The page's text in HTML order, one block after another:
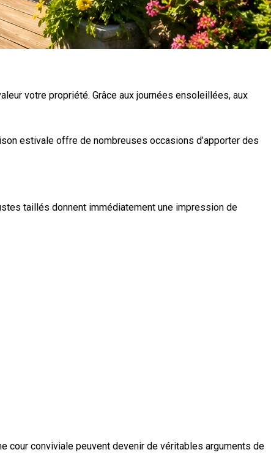
votre propriété. Grâce aux journées ensoleillées, aux
estivale offre de nombreuses occasions d’apporter des
taillés donnent immédiatement une impression de
cour conviviale peuvent devenir de véritables arguments de